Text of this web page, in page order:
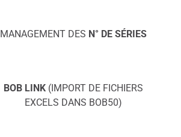
MANAGEMENT DES N° DE SÉRIES
BOB LINK(IMPORT DE FICHIERS
EXCELS DANS BOB50)